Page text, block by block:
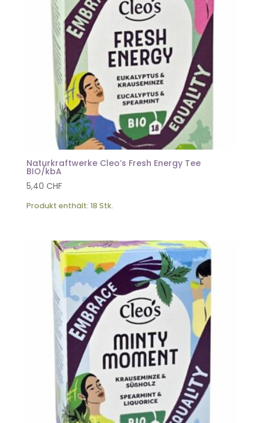
Naturkraftwerke Cleo’s Fresh Energy Tee
BIO/kbA
5,40 CHF
Produkt enthält: 18 Stk.